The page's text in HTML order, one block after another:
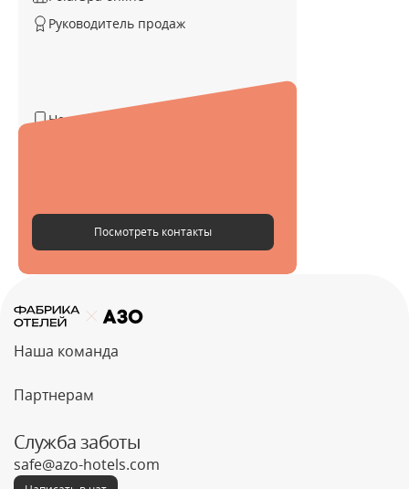
Руководитель продаж
Не указан
Посмотреть контакты
Наша команда
Партнерам
Служба заботы
safe@azo-hotels.com